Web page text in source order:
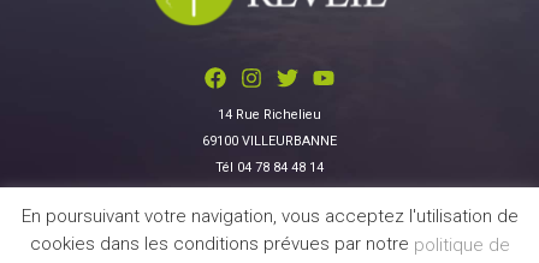
14 Rue Richelieu
69100 VILLEURBANNE
Tél 04 78 84 48 14
Données personnelles|Contactez-nous
En poursuivant votre navigation, vous acceptez l'utilisation de
cookies dans les conditions prévues par notre politique de